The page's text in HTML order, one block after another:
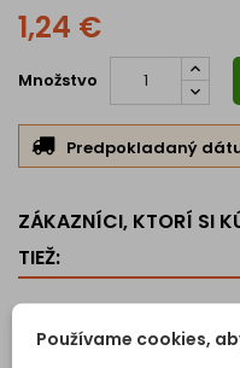
1,24 €
Množstvo
Predpokladaný
ZÁKAZNÍCI, KTORÍ SI
TIEŽ:
Používame cookies,